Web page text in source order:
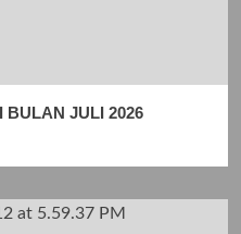
BULAN JULI 2026